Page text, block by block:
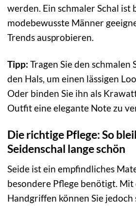
werden. Ein schmaler Schal ist
modebewusste Männer
Trends ausprobieren.
Tipp: Tragen Sie den schmalen
den Hals, um einen lässigen
Oder binden Sie ihn als
Outfit eine elegante Note zu
Die richtige Pflege: So
Seidenschal lange schön
Seide ist ein empfindliches
besondere Pflege benötigt.
Handgriffen können Sie jedoch